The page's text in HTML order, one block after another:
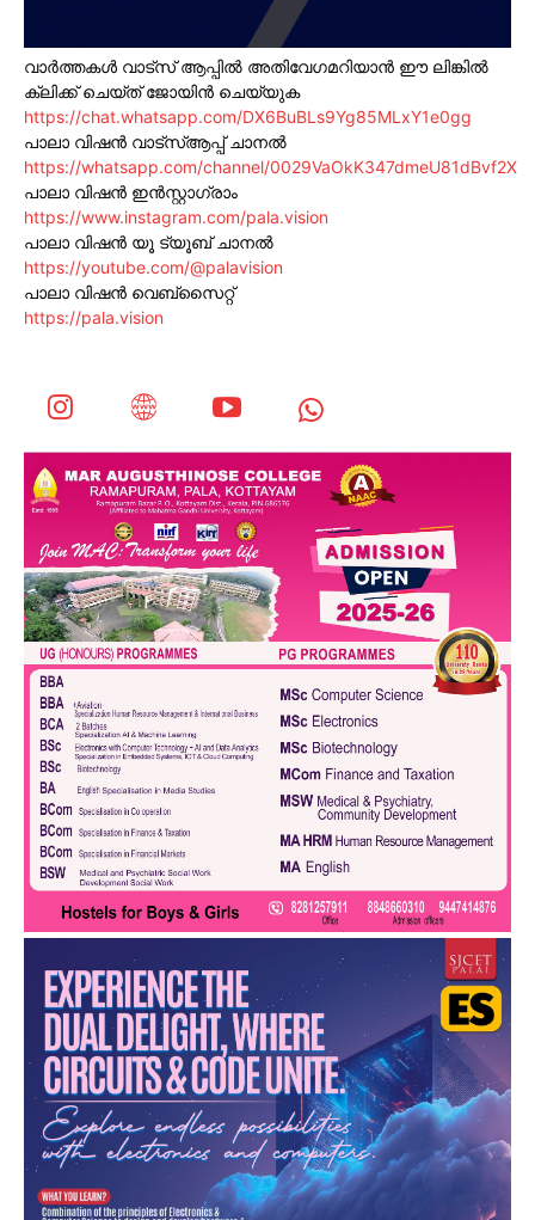
വാർത്തകൾ വാട്സ് ആപ്പിൽ അതിവേഗമറിയാൻ ഈ ലിങ്കിൽ
ക്ലിക്ക് ചെയ്ത് ജോയിൻ ചെയ്യുക
https://chat.whatsapp.com/DX6BuBLs9Yg85MLxY1e0gg
പാലാ വിഷൻ വാട്സ്ആപ്പ് ചാനൽ
https://whatsapp.com/channel/0029VaOkK347dmeU81dBvf2X
പാലാ വിഷൻ ഇൻസ്റ്റാഗ്രാം
https://www.instagram.com/pala.vision
പാലാ വിഷൻ യൂ ട്യൂബ് ചാനൽ
https://youtube.com/@palavision
പാലാ വിഷൻ വെബ്സൈറ്റ്
https://pala.vision